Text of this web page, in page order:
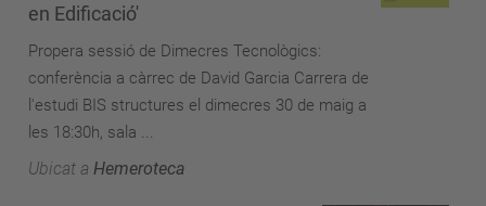
en Edificació'
Propera sessió de Dimecres Tecnològics:
conferència a càrrec de David Garcia Carrera de
l'estudi BIS structures el dimecres 30 de maig a
les 18:30h, sala ...
Ubicat a Hemeroteca